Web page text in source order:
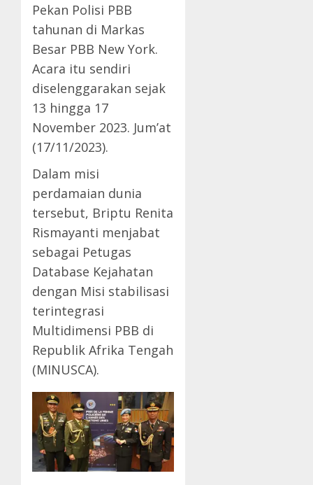
Pekan Polisi PBB
tahunan di Markas
Besar PBB New York.
Acara itu sendiri
diselenggarakan sejak
13 hingga 17
November 2023. Jum’at
(17/11/2023).
Dalam misi
perdamaian dunia
tersebut, Briptu Renita
Rismayanti menjabat
sebagai Petugas
Database Kejahatan
dengan Misi stabilisasi
terintegrasi
Multidimensi PBB di
Republik Afrika Tengah
(MINUSCA).